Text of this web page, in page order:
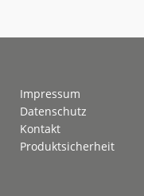
Impressum
Datenschutz
Kontakt
Produktsicherheit